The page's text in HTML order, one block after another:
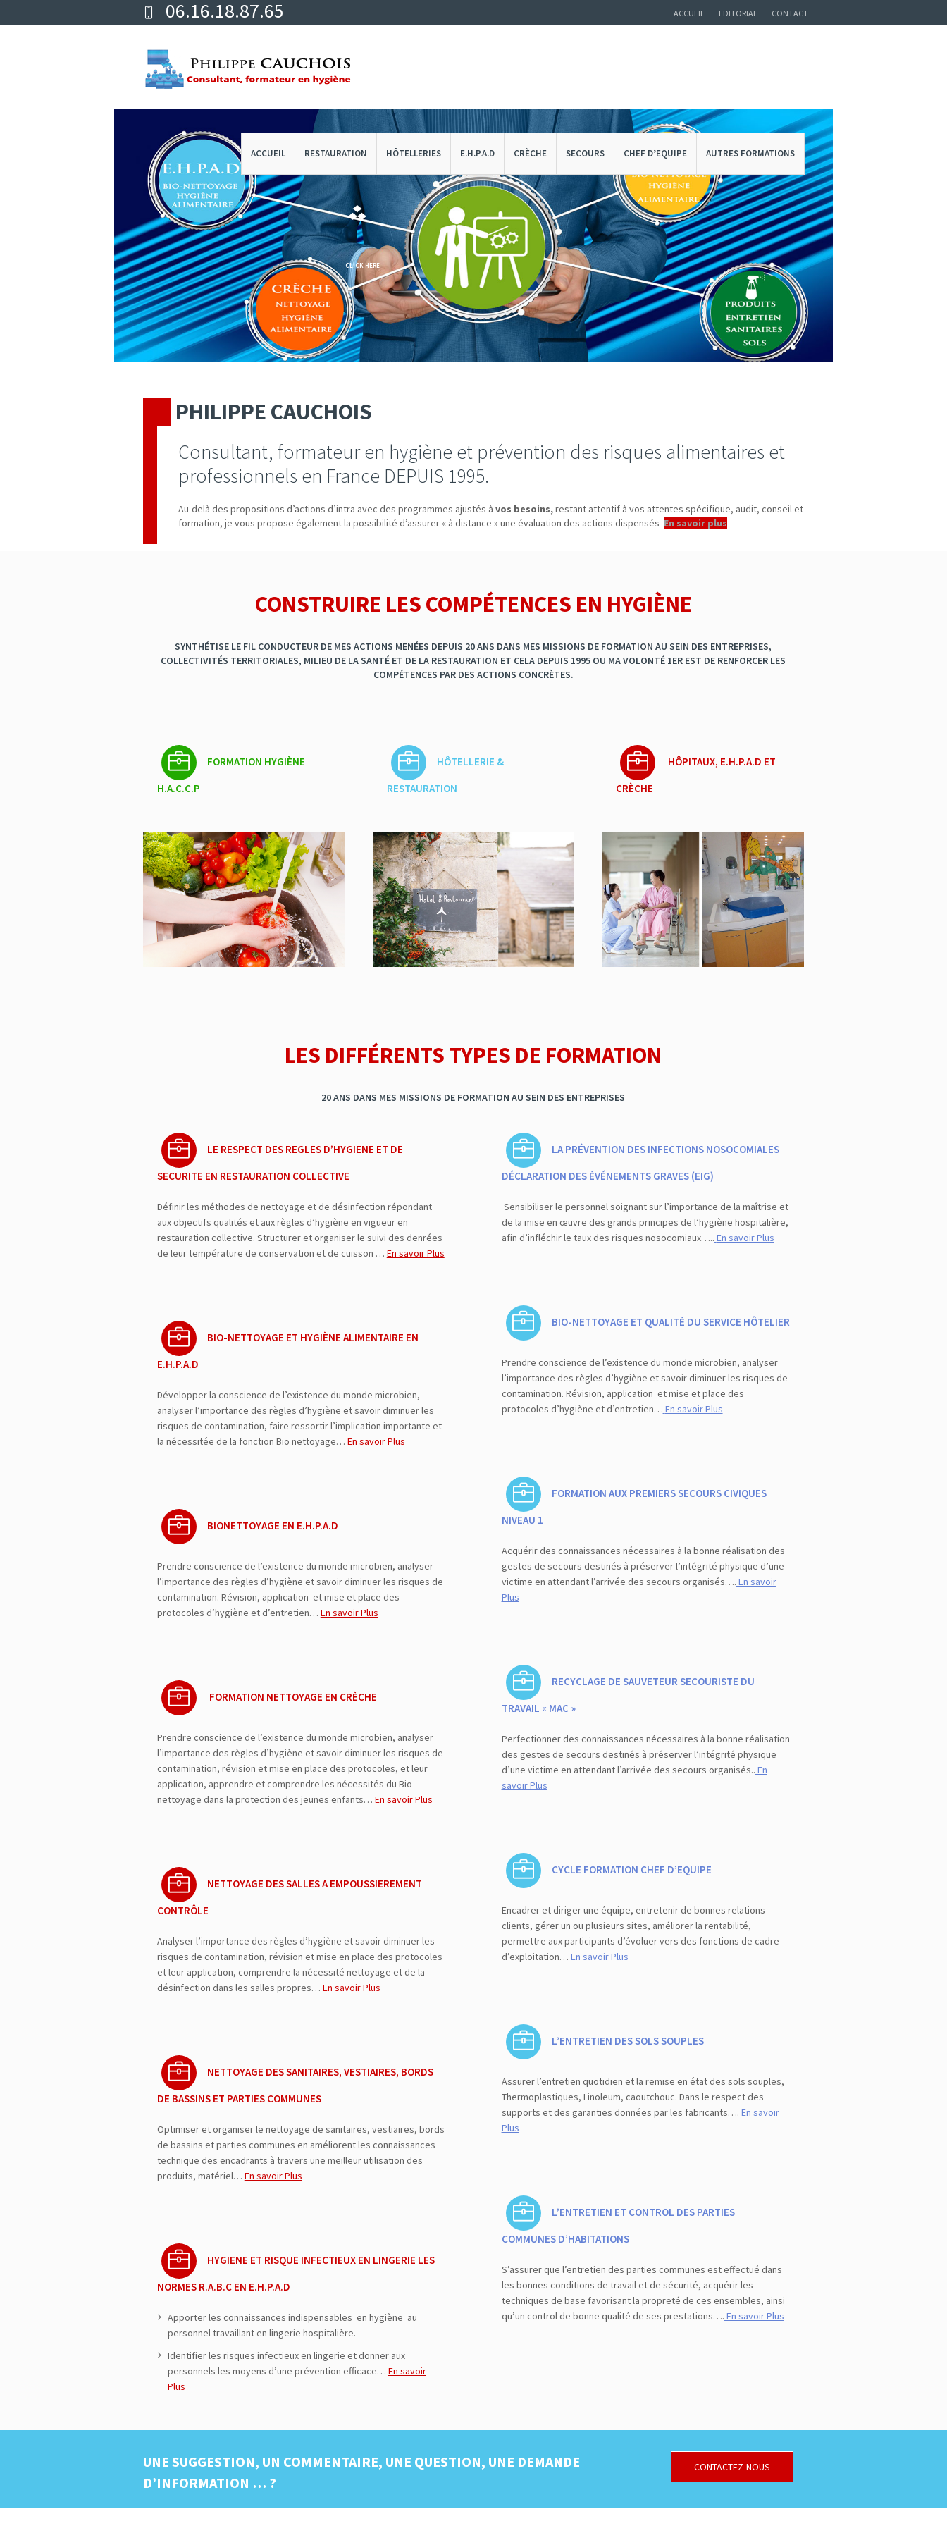
ACCUEIL EDITORIAL CONTACT
06.16.18.87.65
ACCUEIL RESTAURATION HÔTELLERIES E.H.P.A.D CRÈCHE SECOURS CHEF D’EQUIPE AUTRES FORMATIONS
CLICK HERE
PHILIPPE CAUCHOIS
Consultant, formateur en hygiène et prévention des risques alimentaires et
professionnels en France DEPUIS 1995.
Au-delà des propositions d’actions d’intra avec des programmes ajustés à vos besoins,restant attentif à vos attentes spécifique, audit, conseil et
formation, je vous propose également la possibilité d’assurer « à distance » une évaluation des actions dispensés En savoir plus
CONSTRUIRE LES COMPÉTENCES EN HYGIÈNE
SYNTHÉTISE LE FIL CONDUCTEUR DE MES ACTIONS MENÉES DEPUIS 20 ANS DANS MES MISSIONS DE FORMATION AU SEIN DES ENTREPRISES,
COLLECTIVITÉS TERRITORIALES, MILIEU DE LA SANTÉ ET DE LA RESTAURATION ET CELA DEPUIS 1995 OU MA VOLONTÉ 1ER EST DE RENFORCER LES
COMPÉTENCES PAR DES ACTIONS CONCRÈTES.
FORMATION HYGIÈNE
H.A.C.C.P
HÔTELLERIE &
RESTAURATION
HÔPITAUX, E.H.P.A.D ET
CRÈCHE
LES DIFFÉRENTS TYPES DE FORMATION
20 ANS DANS MES MISSIONS DE FORMATION AU SEIN DES ENTREPRISES
LE RESPECT DES REGLES D’HYGIENE ET DE
SECURITE EN RESTAURATION COLLECTIVE
Définir les méthodes de nettoyage et de désinfection répondant
aux objectifs qualités et aux règles d’hygiène en vigueur en
restauration collective. Structurer et organiser le suivi des denrées
de leur température de conservation et de cuisson … En savoir Plus
BIO-NETTOYAGE ET HYGIÈNE ALIMENTAIRE EN
E.H.P.A.D
Développer la conscience de l’existence du monde microbien,
analyser l’importance des règles d’hygiène et savoir diminuer les
risques de contamination, faire ressortir l’implication importante et
la nécessitée de la fonction Bio nettoyage… En savoir Plus
BIONETTOYAGE EN E.H.P.A.D
Prendre conscience de l’existence du monde microbien, analyser
l’importance des règles d’hygiène et savoir diminuer les risques de
contamination. Révision, application et mise et place des
protocoles d’hygiène et d’entretien… En savoir Plus
FORMATION NETTOYAGE EN CRÈCHE
Prendre conscience de l’existence du monde microbien, analyser
l’importance des règles d’hygiène et savoir diminuer les risques de
contamination, révision et mise en place des protocoles, et leur
application, apprendre et comprendre les nécessités du Bio-
nettoyage dans la protection des jeunes enfants… En savoir Plus
NETTOYAGE DES SALLES A EMPOUSSIEREMENT
CONTRÔLE
Analyser l’importance des règles d’hygiène et savoir diminuer les
risques de contamination, révision et mise en place des protocoles
et leur application, comprendre la nécessité nettoyage et de la
désinfection dans les salles propres… En savoir Plus
NETTOYAGE DES SANITAIRES, VESTIAIRES, BORDS
DE BASSINS ET PARTIES COMMUNES
Optimiser et organiser le nettoyage de sanitaires, vestiaires, bords
de bassins et parties communes en améliorent les connaissances
technique des encadrants à travers une meilleur utilisation des
produits, matériel… En savoir Plus
HYGIENE ET RISQUE INFECTIEUX EN LINGERIE LES
NORMES R.A.B.C EN E.H.P.A.D
Apporter les connaissances indispensables en hygiène au
personnel travaillant en lingerie hospitalière.
Identifier les risques infectieux en lingerie et donner aux
personnels les moyens d’une prévention efficace… En savoir
Plus
LA PRÉVENTION DES INFECTIONS NOSOCOMIALES
DÉCLARATION DES ÉVÉNEMENTS GRAVES (EIG)
Sensibiliser le personnel soignant sur l’importance de la maîtrise et
de la mise en œuvre des grands principes de l’hygiène hospitalière,
afin d’infléchir le taux des risques nosocomiaux….. En savoir Plus
BIO-NETTOYAGE ET QUALITÉ DU SERVICE HÔTELIER
Prendre conscience de l’existence du monde microbien, analyser
l’importance des règles d’hygiène et savoir diminuer les risques de
contamination. Révision, application et mise et place des
protocoles d’hygiène et d’entretien… En savoir Plus
FORMATION AUX PREMIERS SECOURS CIVIQUES
NIVEAU 1
Acquérir des connaissances nécessaires à la bonne réalisation des
gestes de secours destinés à préserver l’intégrité physique d’une
victime en attendant l’arrivée des secours organisés…. En savoir
Plus
RECYCLAGE DE SAUVETEUR SECOURISTE DU
TRAVAIL « MAC »
Perfectionner des connaissances nécessaires à la bonne réalisation
des gestes de secours destinés à préserver l’intégrité physique
d’une victime en attendant l’arrivée des secours organisés.. En
savoir Plus
CYCLE FORMATION CHEF D’EQUIPE
Encadrer et diriger une équipe, entretenir de bonnes relations
clients, gérer un ou plusieurs sites, améliorer la rentabilité,
permettre aux participants d’évoluer vers des fonctions de cadre
d’exploitation… En savoir Plus
L’ENTRETIEN DES SOLS SOUPLES
Assurer l’entretien quotidien et la remise en état des sols souples,
Thermoplastiques, Linoleum, caoutchouc. Dans le respect des
supports et des garanties données par les fabricants…. En savoir
Plus
L’ENTRETIEN ET CONTROL DES PARTIES
COMMUNES D’HABITATIONS
S’assurer que l’entretien des parties communes est effectué dans
les bonnes conditions de travail et de sécurité, acquérir les
techniques de base favorisant la propreté de ces ensembles, ainsi
qu’un control de bonne qualité de ses prestations…. En savoir Plus
UNE SUGGESTION, UN COMMENTAIRE, UNE QUESTION, UNE DEMANDE
D’INFORMATION … ?
CONTACTEZ-NOUS